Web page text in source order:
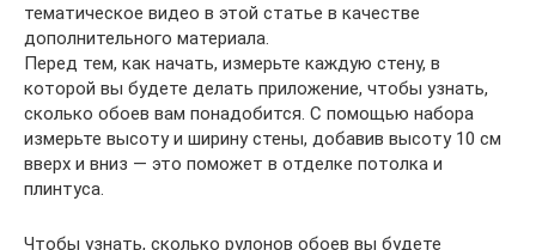
тематическое видео в этой статье в качестве
дополнительного материала.
Перед тем, как начать, измерьте каждую стену, в
которой вы будете делать приложение, чтобы узнать,
сколько обоев вам понадобится. С помощью набора
измерьте высоту и ширину стены, добавив высоту 10 см
вверх и вниз — это поможет в отделке потолка и
плинтуса.
Чтобы узнать, сколько рулонов обоев вы будете